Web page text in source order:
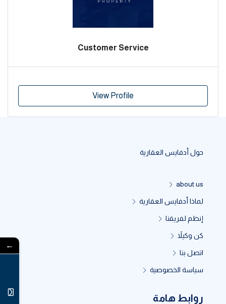
Customer Service
View Profile
حول أدفايس العقارية
about us
لماذا أدفايس العقارية
إنظم لفريقنا
كن وكيلاً
اتصل بنا
سياسة الخصوصية
روابط هامة
←